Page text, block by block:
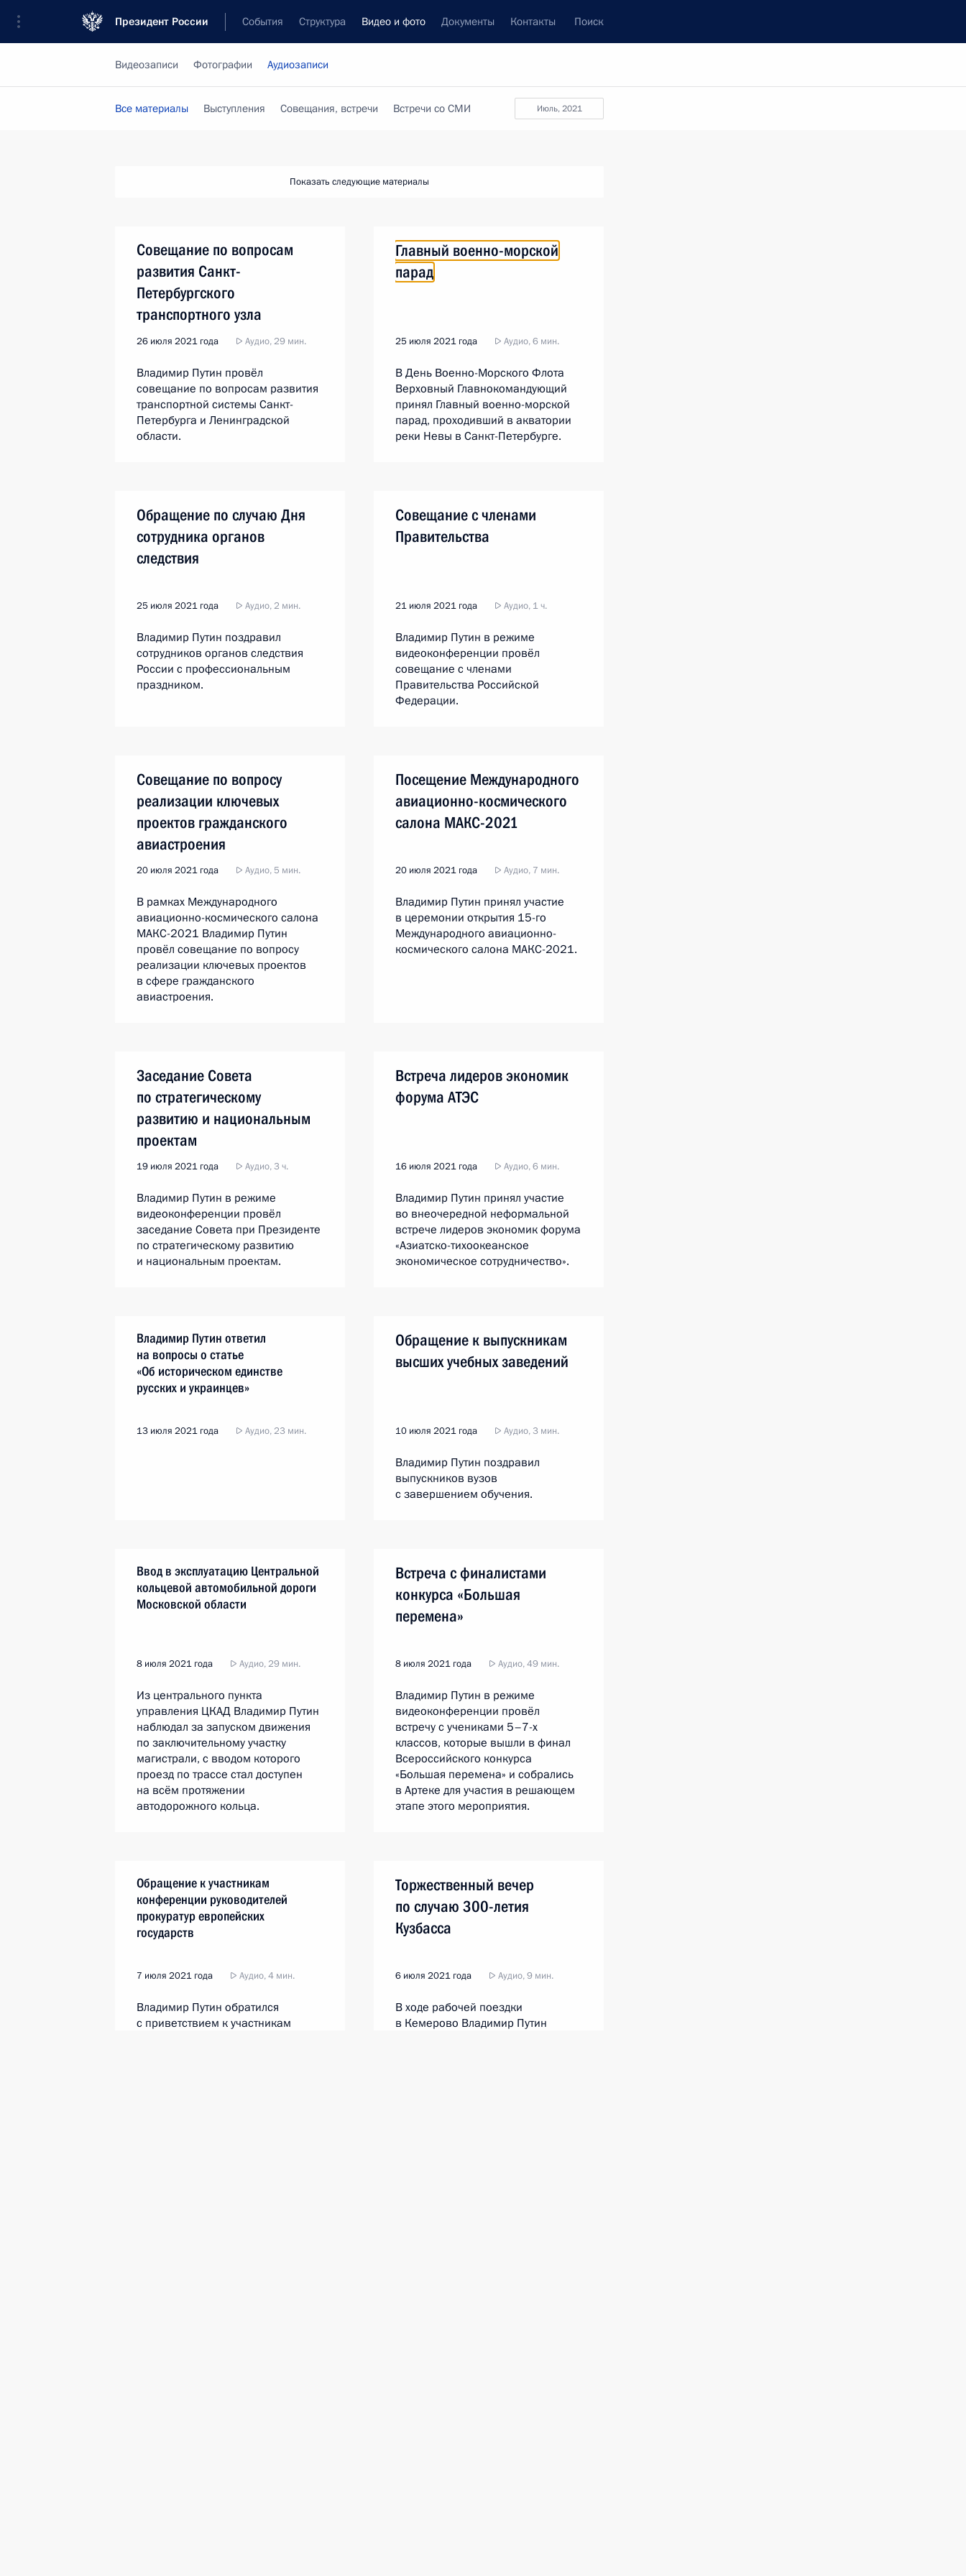
Президент России События Структура Видео и фото Документы Контакты Поиск
Видеозаписи Фотографии Аудиозаписи
июль, 2021
Все материалы Выступления Совещания, встречи Встречи со СМИ
Показать следующие материалы
Совещание по вопросам
развития Санкт-
Петербургского
транспортного узла
26 июля 2021 года Аудио, 29 мин.
Владимир Путин провёл
совещание по вопросам развития
транспортной системы Санкт-
Петербурга и Ленинградской
области.
Главный военно-морской
парад
25 июля 2021 года Аудио, 6 мин.
В День Военно-Морского Флота
Верховный Главнокомандующий
принял Главный военно-морской
парад, проходивший в акватории
реки Невы в Санкт-Петербурге.
Обращение по случаю Дня
сотрудника органов
следствия
25 июля 2021 года Аудио, 2 мин.
Владимир Путин поздравил
сотрудников органов следствия
России с профессиональным
праздником.
Совещание с членами
Правительства
21 июля 2021 года Аудио, 1 ч.
Владимир Путин в режиме
видеоконференции провёл
совещание с членами
Правительства Российской
Федерации.
Совещание по вопросу
реализации ключевых
проектов гражданского
авиастроения
20 июля 2021 года Аудио, 5 мин.
В рамках Международного
авиационно-космического салона
МАКС-2021 Владимир Путин
провёл совещание по вопросу
реализации ключевых проектов
в сфере гражданского
авиастроения.
Посещение Международного
авиационно-космического
салона МАКС-2021
20 июля 2021 года Аудио, 7 мин.
Владимир Путин принял участие
в церемонии открытия 15-го
Международного авиационно-
космического салона МАКС-2021.
Заседание Совета
по стратегическому
развитию и национальным
проектам
19 июля 2021 года Аудио, 3 ч.
Владимир Путин в режиме
видеоконференции провёл
заседание Совета при Президенте
по стратегическому развитию
и национальным проектам.
Встреча лидеров экономик
форума АТЭС
16 июля 2021 года Аудио, 6 мин.
Владимир Путин принял участие
во внеочередной неформальной
встрече лидеров экономик форума
«Азиатско-тихоокеанское
экономическое сотрудничество».
Владимир Путин ответил
на вопросы о статье
«Об историческом единстве
русских и украинцев»
13 июля 2021 года Аудио, 23 мин.
Обращение к выпускникам
высших учебных заведений
10 июля 2021 года Аудио, 3 мин.
Владимир Путин поздравил
выпускников вузов
с завершением обучения.
Ввод в эксплуатацию Центральной
кольцевой автомобильной дороги
Московской области
8 июля 2021 года Аудио, 29 мин.
Из центрального пункта
управления ЦКАД Владимир Путин
наблюдал за запуском движения
по заключительному участку
магистрали, с вводом которого
проезд по трассе стал доступен
на всём протяжении
автодорожного кольца.
Встреча с финалистами
конкурса «Большая
перемена»
8 июля 2021 года Аудио, 49 мин.
Владимир Путин в режиме
видеоконференции провёл
встречу с учениками 5–7-х
классов, которые вышли в финал
Всероссийского конкурса
«Большая перемена» и собрались
в Артеке для участия в решающем
этапе этого мероприятия.
Обращение к участникам
конференции руководителей
прокуратур европейских
государств
7 июля 2021 года Аудио, 4 мин.
Владимир Путин обратился
с приветствием к участникам
Торжественный вечер
по случаю 300-летия
Кузбасса
6 июля 2021 года Аудио, 9 мин.
В ходе рабочей поездки
в Кемерово Владимир Путин